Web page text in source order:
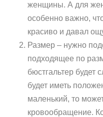
женщины. А для
особенно важно,
красиво и давал
Размер – нужно
подходящее по
бюстгальтер будет
будет иметь
маленький, то
кровообращение.